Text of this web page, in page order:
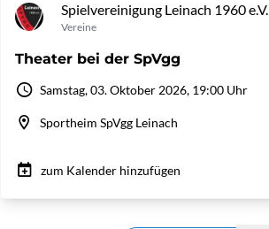
Spielvereinigung Leinach 1960 e.V.
Vereine
Theater bei der SpVgg
Samstag, 03. Oktober 2026, 19:00 Uhr
Sportheim SpVgg Leinach
zum Kalender hinzufügen